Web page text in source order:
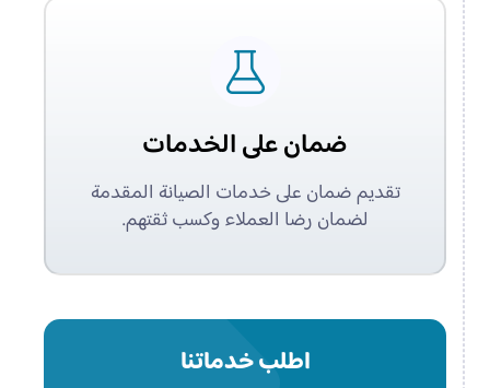
ضمان على الخدمات
تقديم ضمان على خدمات الصيانة المقدمة
لضمان رضا العملاء وكسب ثقتهم.
اطلب خدماتنا